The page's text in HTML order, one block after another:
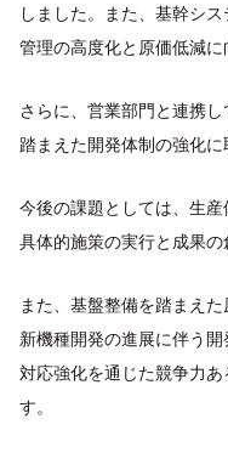
しました。また、基幹シ
管理の高度化と原価低減に
さらに、営業部門と連携
踏まえた開発体制の強化に
今後の課題としては、生
具体的施策の実行と成果の
また、基盤整備を踏まえ
新機種開発の進展に伴う
対応強化を通じた競争力
す。